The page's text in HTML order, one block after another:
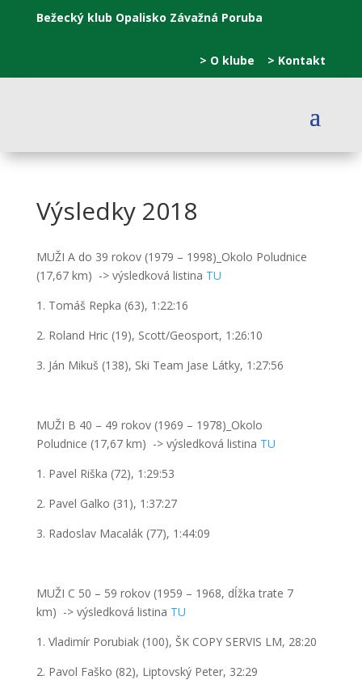
Bežecký klub Opalisko Závažná Poruba
> O klube > Kontakt
Výsledky 2018
MUŽI A do 39 rokov (1979 – 1998)_Okolo Poludnice
(17,67 km) -> výsledková listina TU
1. Tomáš Repka (63), 1:22:16
2. Roland Hric (19), Scott/Geosport, 1:26:10
3. Ján Mikuš (138), Ski Team Jase Látky, 1:27:56
MUŽI B 40 – 49 rokov (1969 – 1978)_Okolo
Poludnice (17,67 km) -> výsledková listina TU
1. Pavel Riška (72), 1:29:53
2. Pavel Galko (31), 1:37:27
3. Radoslav Macalák (77), 1:44:09
MUŽI C 50 – 59 rokov (1959 – 1968, dĺžka trate 7
km) -> výsledková listina TU
1. Vladimír Porubiak (100), ŠK COPY SERVIS LM, 28:20
2. Pavol Faško (82), Liptovský Peter, 32:29